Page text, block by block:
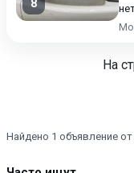
8
На
Найдено 1 объявление